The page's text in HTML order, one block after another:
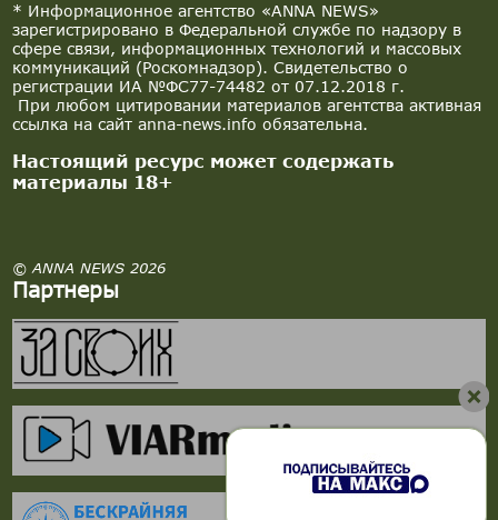
* Информационное агентство «ANNA NEWS»
зарегистрировано в Федеральной службе по надзору в
сфере связи, информационных технологий и массовых
коммуникаций (Роскомнадзор). Свидетельство о
регистрации ИА №ФС77-74482 от 07.12.2018 г.
При любом цитировании материалов агентства активная
ссылка на сайт anna-news.info обязательна.
Настоящий ресурс может содержать
материалы 18+
© ANNA NEWS 2026
Партнеры